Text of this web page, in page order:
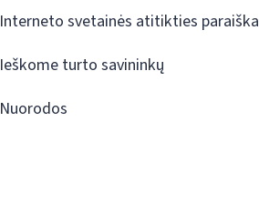
Interneto svetainės atitikties paraiška
Ieškome turto savininkų
Nuorodos